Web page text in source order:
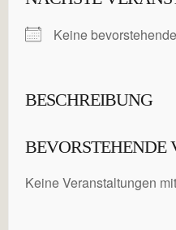
Keine
BESCHREIBUNG
BEVORSTEHENDE
Keine Veranstaltungen